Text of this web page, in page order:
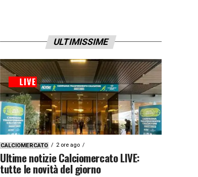
ULTIMISSIME
CALCIOMERCATO 2 ore ago
Ultime notizie Calciomercato LIVE:
tutte le novità del giorno